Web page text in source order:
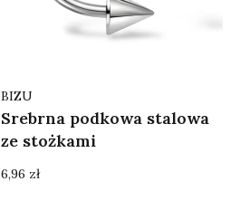
Srebrna podkowa stalowa
ze stożkami
Producent
BIZU
Cena
6,96 zł